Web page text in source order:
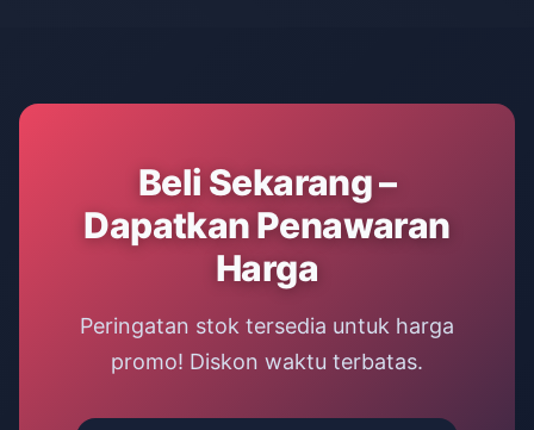
Beli Sekarang –
Dapatkan Penawaran
Harga
Peringatan stok tersedia untuk harga
promo! Diskon waktu terbatas.